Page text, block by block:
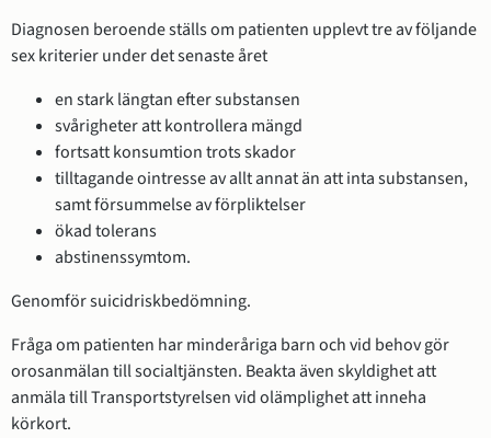
Diagnosen beroende ställs om patienten upplevt tre av följande
sex kriterier under det senaste året
en stark längtan efter substansen
svårigheter att kontrollera mängd
fortsatt konsumtion trots skador
tilltagande ointresse av allt annat än att inta substansen,
samt försummelse av förpliktelser
ökad tolerans
abstinenssymtom.
Genomför suicidriskbedömning.
Fråga om patienten har minderåriga barn och vid behov gör
orosanmälan till socialtjänsten. Beakta även skyldighet att
anmäla till Transportstyrelsen vid olämplighet att inneha
körkort.